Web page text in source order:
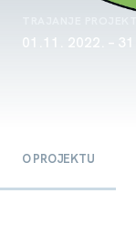
01.11. 2022. –
O PROJEKTU